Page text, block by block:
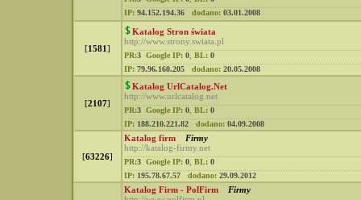
IP: 94.152.194.36 dodano: 03.01.2008
[1581]
Katalog Stron świata
http://www.strony.swiata.pl
PR:3 Google IP: 0 BL: 0
IP: 79.96.160.205 dodano: 20.05.2008
[2107]
Katalog UrlCatalog.Net
http://www.urlcatalog.net
PR:3 Google IP: 0 BL: 0
IP: 188.210.221.82 dodano: 04.09.2008
[63226]
Katalog firm
Firmy
http://katalog-firmy.net
PR:3 Google IP: 0 BL: 0
IP: 195.78.67.57 dodano: 29.09.2012
Katalog Firm - PolFirm
Firmy